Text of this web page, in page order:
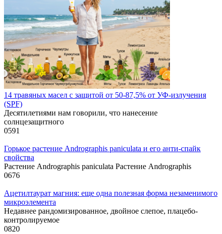
14 травяных масел с защитой от 50-87,5% от УФ-излучения
(SPF)
Десятилетиями нам говорили, что нанесение
солнцезащитного
0591
Горькое растение Andrographis paniculata и его анти-спайк
свойства
Растение Andrographis paniculata Растение Andrographis
0676
Ацетилтаурат магния: еще одна полезная форма незаменимого
микроэлемента
Недавнее рандомизированное, двойное слепое, плацебо-
контролируемое
0820